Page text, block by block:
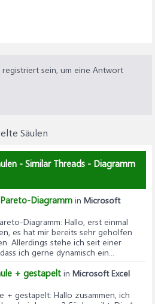
sein, um eine Antwort
Säulen
- Similar Threads - Diagramm
Diagramm in Microsoft
Diagramm: Hallo, erst einmal
es hat mir bereits sehr geholfen
Allerdings stehe ich seit einer
ich gerne dynamisch ein...
+ gestapelt in Microsoft Excel
+ gestapelt: Hallo zusammen, ich